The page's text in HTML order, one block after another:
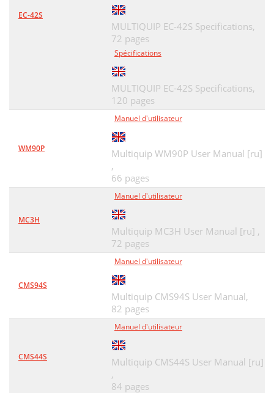
EC-42S
MULTIQUIP EC-42S Specifications,
72 pages
Spécifications
MULTIQUIP EC-42S Specifications,
120 pages
WM90P
Manuel d'utilisateur
Multiquip WM90P User Manual [ru]
,
66 pages
MC3H
Manuel d'utilisateur
Multiquip MC3H User Manual [ru] ,
72 pages
CMS94S
Manuel d'utilisateur
Multiquip CMS94S User Manual,
82 pages
CMS44S
Manuel d'utilisateur
Multiquip CMS44S User Manual [ru]
,
84 pages